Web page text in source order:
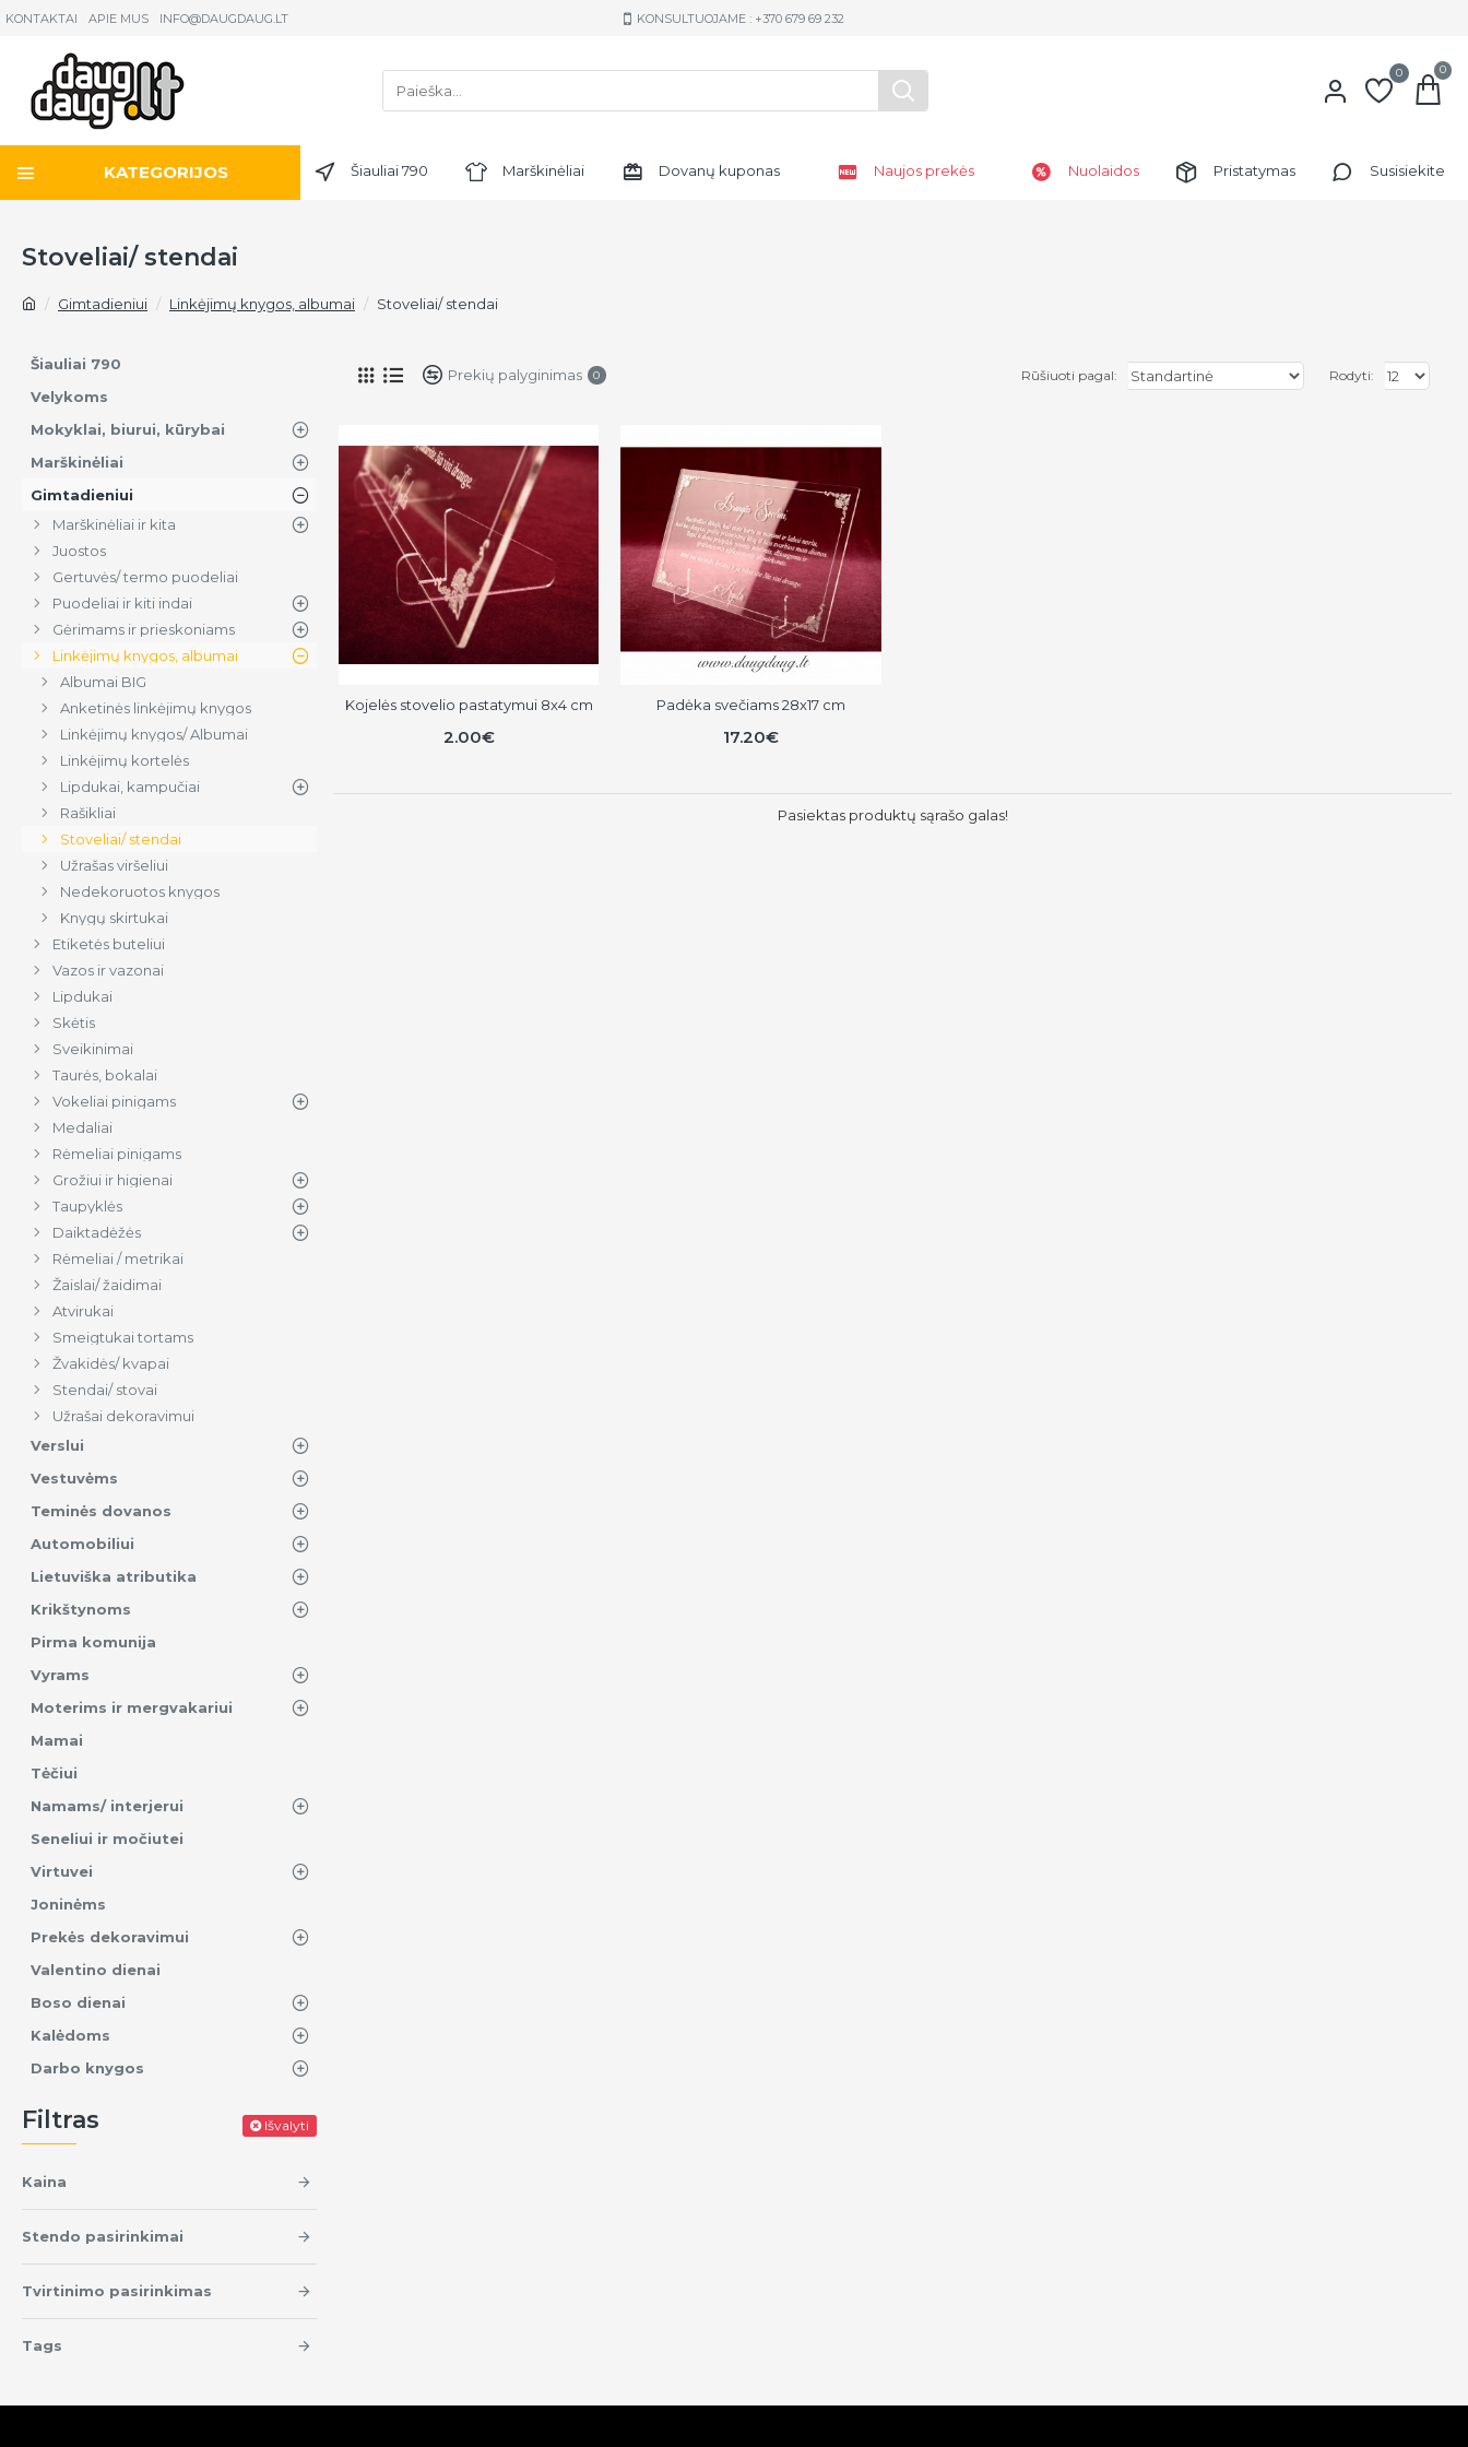
KONTAKTAI APIE MUS INFO@DAUGDAUG.LT KONSULTUOJAME : +370 679 69 232
0 0
KATEGORIJOS Šiauliai 790 Marškinėliai Dovanų kuponas Naujos prekės Nuolaidos Pristatymas Susisiekite
Gimtadieniui Linkėjimų knygos, albumai Stoveliai/ stendai
Stoveliai/ stendai
Šiauliai 790
Velykoms
Mokyklai, biurui, kūrybai
Marškinėliai
Gimtadieniui
Marškinėliai ir kita
Juostos
Gertuvės/ termo puodeliai
Puodeliai ir kiti indai
Gėrimams ir prieskoniams
Linkėjimų knygos, albumai
Albumai BIG
Anketinės linkėjimų knygos
Linkėjimų knygos/ Albumai
Linkėjimų kortelės
Lipdukai, kampučiai
Rašikliai
Stoveliai/ stendai
Užrašas viršeliui
Nedekoruotos knygos
Knygų skirtukai
Etiketės buteliui
Vazos ir vazonai
Lipdukai
Skėtis
Sveikinimai
Taurės, bokalai
Vokeliai pinigams
Medaliai
Rėmeliai pinigams
Grožiui ir higienai
Taupyklės
Daiktadėžės
Rėmeliai / metrikai
Žaislai/ žaidimai
Atvirukai
Smeigtukai tortams
Žvakidės/ kvapai
Stendai/ stovai
Užrašai dekoravimui
Verslui
Vestuvėms
Teminės dovanos
Automobiliui
Lietuviška atributika
Krikštynoms
Pirma komunija
Vyrams
Moterims ir mergvakariui
Mamai
Tėčiui
Namams/ interjerui
Seneliui ir močiutei
Virtuvei
Joninėms
Prekės dekoravimui
Valentino dienai
Boso dienai
Kalėdoms
Darbo knygos
Filtras Išvalyti
Kaina
Stendo pasirinkimai
Tvirtinimo pasirinkimas
Tags
Prekių palyginimas 0 Rūšiuoti pagal: Rodyti:
Kojelės stovelio pastatymui 8x4 cm
2.00€
Padėka svečiams 28x17 cm
17.20€
Pasiektas produktų sąrašo galas!